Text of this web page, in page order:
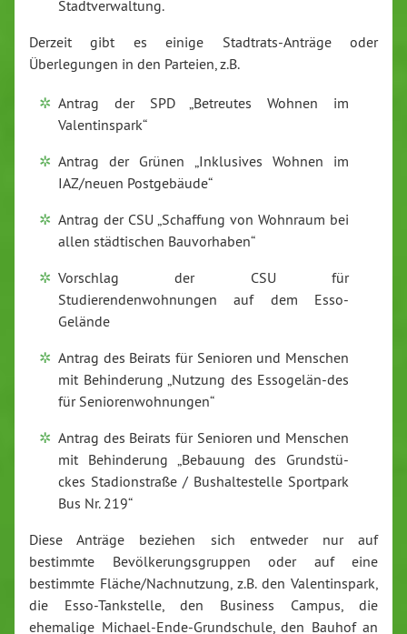
Stadtverwaltung.
Derzeit gibt es einige Stadtrats-Anträge oder
Überlegungen in den Parteien, z.B.
Antrag der SPD „Betreutes Wohnen im
Valentinspark“
Antrag der Grünen „Inklusives Wohnen im
IAZ/neuen Postgebäude“
Antrag der CSU „Schaffung von Wohnraum bei
allen städtischen Bauvorhaben“
Vorschlag der CSU für
Studierendenwohnungen auf dem Esso-
Gelände
Antrag des Beirats für Senioren und Menschen
mit Behinderung „Nutzung des Essogelän-des
für Seniorenwohnungen“
Antrag des Beirats für Senioren und Menschen
mit Behinderung „Bebauung des Grundstü-
ckes Stadionstraße / Bushaltestelle Sportpark
Bus Nr. 219“
Diese Anträge beziehen sich entweder nur auf
bestimmte Bevölkerungsgruppen oder auf eine
bestimmte Fläche/Nachnutzung, z.B. den Valentinspark,
die Esso-Tankstelle, den Business Campus, die
ehemalige Michael-Ende-Grundschule, den Bauhof an